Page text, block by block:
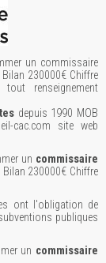
un commissaire
230000€ Chiffre
renseignement
depuis 1990 MOB
cac.com site web
un commissaire
230000€ Chiffre
ont l'obligation de
publiques
un commissaire